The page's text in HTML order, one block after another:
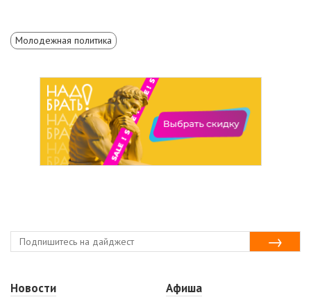
Молодежная политика
Новости
Афиша